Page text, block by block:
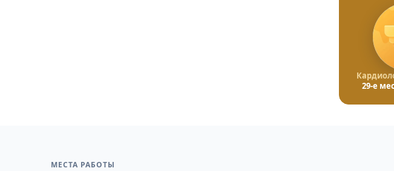
29-е
МЕСТА РАБОТЫ